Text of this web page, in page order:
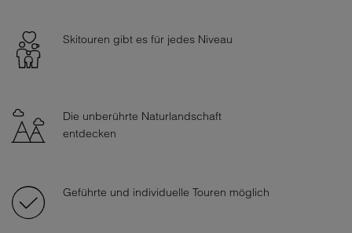
Skitouren gibt es für jedes Niveau
Die unberührte Naturlandschaft
entdecken
Geführte und individuelle Touren möglich